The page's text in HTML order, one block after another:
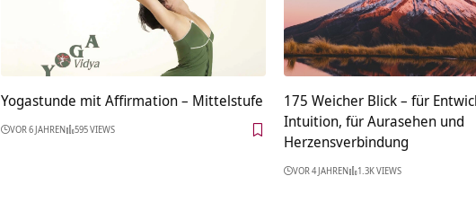
Yogastunde mit Affirmation – Mittelstufe
VOR 6 JAHREN 595 VIEWS
175 Weicher Blick – für
Intuition, für Aurasehen und
Herzensverbindung
VOR 4 JAHREN 1.3K VIEWS